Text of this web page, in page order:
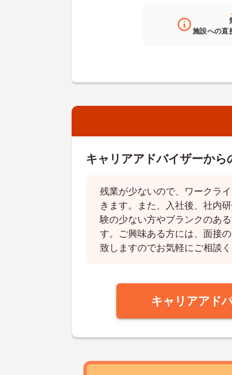
施設への直
キャリアアドバイザーから
残業が少ないので、ワークラ
きます。また、入社後、社内
験の少ない方やブランクのあ
す。ご興味ある方には、面接
致しますのでお気軽にご相談く
キャリアアド